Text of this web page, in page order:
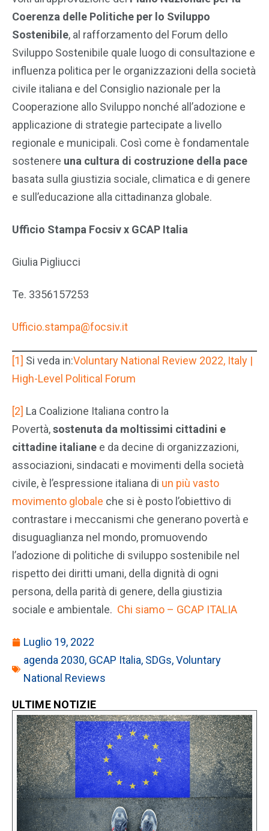
Coerenza delle Politiche per lo Sviluppo
Sostenibile, al rafforzamento del Forum dello
Sviluppo Sostenibile quale luogo di consultazione e
influenza politica per le organizzazioni della società
civile italiana e del Consiglio nazionale per la
Cooperazione allo Sviluppo nonché all’adozione e
applicazione di strategie partecipate a livello
regionale e municipali. Così come è fondamentale
sostenere una cultura di costruzione della pace
basata sulla giustizia sociale, climatica e di genere
e sull’educazione alla cittadinanza globale.
Ufficio Stampa Focsiv x GCAP Italia
Giulia Pigliucci
Te. 3356157253
Ufficio.stampa@focsiv.it
[1] Si veda in:Voluntary National Review 2022, Italy |
High-Level Political Forum
[2] La Coalizione Italiana contro la
Povertà,sostenuta da moltissimi cittadini e
cittadine italiane e da decine di organizzazioni,
associazioni, sindacati e movimenti della società
civile, è l’espressione italiana di un più vasto
movimento globale che si è posto l’obiettivo di
contrastare i meccanismi che generano povertà e
disuguaglianza nel mondo, promuovendo
l’adozione di politiche di sviluppo sostenibile nel
rispetto dei diritti umani, della dignità di ogni
persona, della parità di genere, della giustizia
sociale e ambientale. Chi siamo – GCAP ITALIA
Luglio 19, 2022
agenda 2030, GCAP Italia, SDGs,Voluntary
National Reviews
ULTIME NOTIZIE